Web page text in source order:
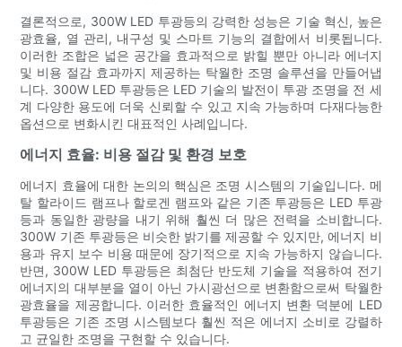
결론적으로, 300W LED 투광등의 강력한 성능은 기술 혁신, 높은
광효율, 열 관리, 내구성 및 스마트 기능의 결합에서 비롯됩니다.
이러한 조합은 넓은 공간을 효과적으로 밝힐 뿐만 아니라 에너지
및 비용 절감 효과까지 제공하는 탁월한 조명 솔루션을 만들어냅
니다. 300W LED 투광등은 LED 기술의 발전이 투광 조명을 전 세
계 다양한 용도에 더욱 신뢰할 수 있고 지속 가능하며 다재다능한
옵션으로 변화시킨 대표적인 사례입니다.
에너지 효율: 비용 절감 및 환경 보호
에너지 효율에 대한 논의의 핵심은 조명 시스템의 기술입니다. 메
탈 할라이드 램프나 할로겐 램프와 같은 기존 투광등은 LED 투광
등과 동일한 광량을 내기 위해 훨씬 더 많은 전력을 소비합니다.
300W 기존 투광등은 비슷한 밝기를 제공할 수 있지만, 에너지 비
용과 유지 보수 비용 때문에 장기적으로 지속 가능하지 않습니다.
반면, 300W LED 투광등은 최첨단 반도체 기술을 적용하여 전기
에너지의 대부분을 열이 아닌 가시광선으로 변환함으로써 탁월한
광효율을 제공합니다. 이러한 효율적인 에너지 변환 덕분에 LED
투광등은 기존 조명 시스템보다 훨씬 적은 에너지 소비로 강렬하
고 균일한 조명을 구현할 수 있습니다.